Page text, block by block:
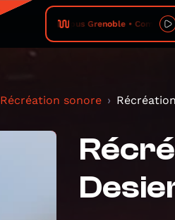
Radio Campus Grenoble • Coma
Récréation sonore